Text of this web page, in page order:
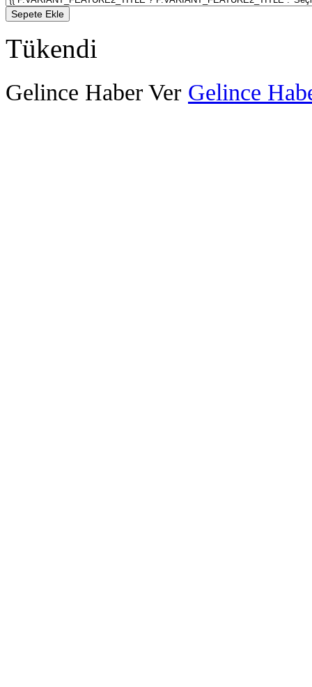
Sepete Ekle
Tükendi
Gelince Haber Ver Gelince